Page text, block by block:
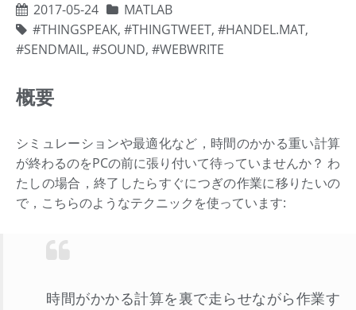
2017-05-24
MATLAB
THINGSPEAK, THINGTWEET, HANDEL.MAT,
SENDMAIL, SOUND, WEBWRITE
概要
シミュレーションや最適化など，時間のかかる重い計算
が終わるのをPCの前に張り付いて待っていませんか？ わ
たしの場合，終了したらすぐにつぎの作業に移りたいの
で，こちらのようなテクニックを使っています:
時間がかかる計算を裏で走らせながら作業す